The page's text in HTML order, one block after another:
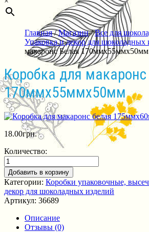
Главная/Магазин/Все для
Упаковка и декор для шоколадных
макаронс Белая 170ммх55ммх50мм
Коробка для
170ммх55ммх50мм
18.00грн.
Количество:
Добавить в корзину
Категории: Коробки упаковочные,
декор для шоколадных изделий
Артикул: 36689
Описание
Отзывы (0)